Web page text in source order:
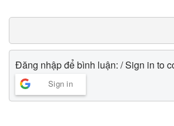
Đăng nhập để bình luận: / Sign in to
Sign in